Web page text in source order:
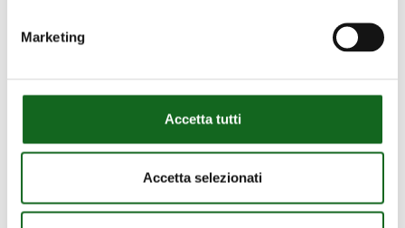
Marketing
Accetta tutti
Accetta selezionati